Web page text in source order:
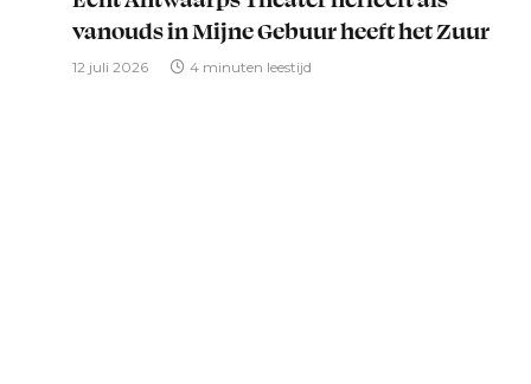
vanouds in Mijne Gebuur heeft het Zuur
12 juli 2026 4 minuten leestijd